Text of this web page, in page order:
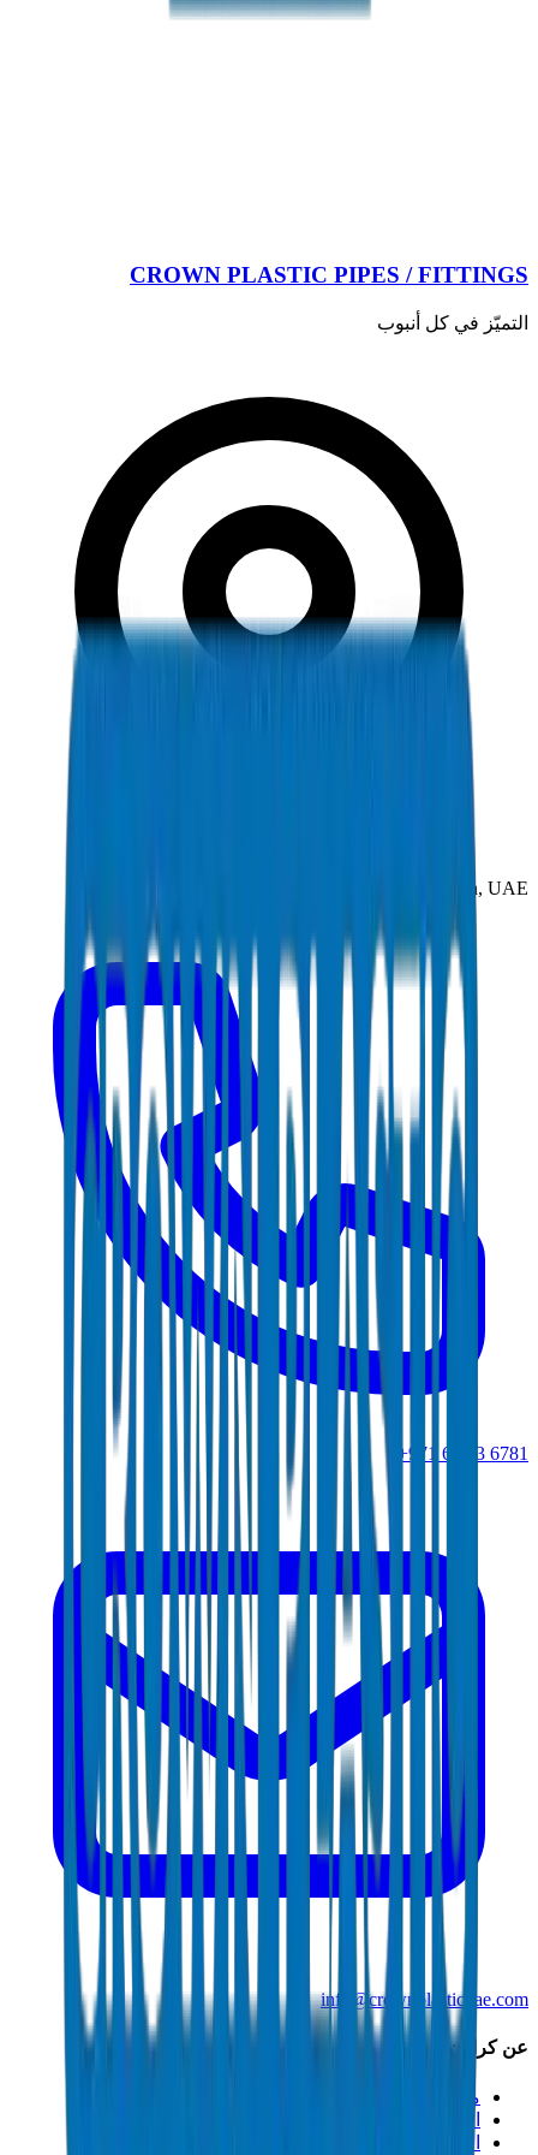
CROWN PLASTIC PIPES / FITTINGS
التميّز في كل أنبوب
New Industrial Area, Umm Al Quwain, UAE
+971 6 543 6781
info@crownplasticuae.com
عن كراون
من نحن
الاستدامة
الابتكار